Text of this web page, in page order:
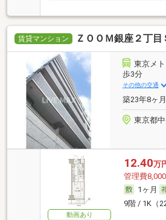
賃貸マンション ＺＯＯＭ銀座２丁目
東京メ
歩3分
その他の交通
築23年8ヶ
東京都
動画あり
12.40万
管理費
1ヶ月
9階 / 1K（